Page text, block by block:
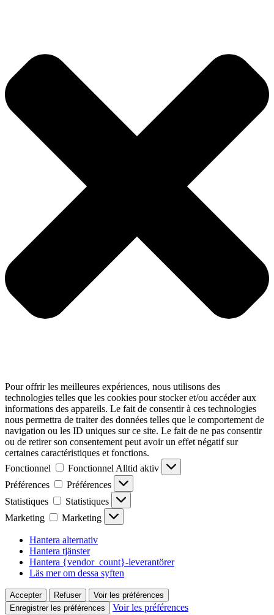
Pour offrir les meilleures expériences, nous utilisons des
technologies telles que les cookies pour stocker et/ou accéder aux
informations des appareils. Le fait de consentir à ces technologies
nous permettra de traiter des données telles que le comportement de
navigation ou les ID uniques sur ce site. Le fait de ne pas consentir
ou de retirer son consentement peut avoir un effet négatif sur
certaines caractéristiques et fonctions.
Fonctionnel
Fonctionnel Alltid aktiv
Préférences
Préférences
Statistiques
Statistiques
Marketing
Marketing
Hantera alternativ
Hantera tjänster
Hantera {vendor_count}-leverantörer
Läs mer om dessa syften
Accepter Refuser
Voir les préférences
Enregistrer les préférences
Voir les préférences